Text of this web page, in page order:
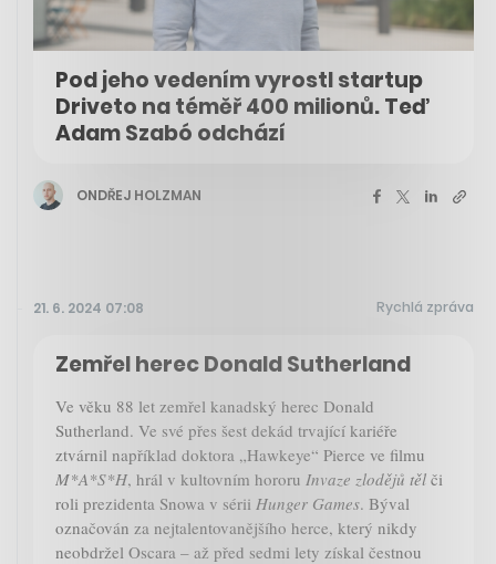
Pod jeho vedením vyrostl startup
Driveto na téměř 400 milionů. Teď
Adam Szabó odchází
ONDŘEJ HOLZMAN
21. 6. 2024 07:08 Rychlá zpráva
Zemřel herec Donald Sutherland
Ve věku 88 let zemřel kanadský herec Donald
Sutherland. Ve své přes šest dekád trvající kariéře
ztvárnil například doktora „Hawkeye“ Pierce ve filmu
M*A*S*H, hrál v kultovním hororu Invaze zlodějů těl či
roli prezidenta Snowa v sérii Hunger Games. Býval
označován za nejtalentovanějšího herce, který nikdy
neobdržel Oscara – až před sedmi lety získal čestnou